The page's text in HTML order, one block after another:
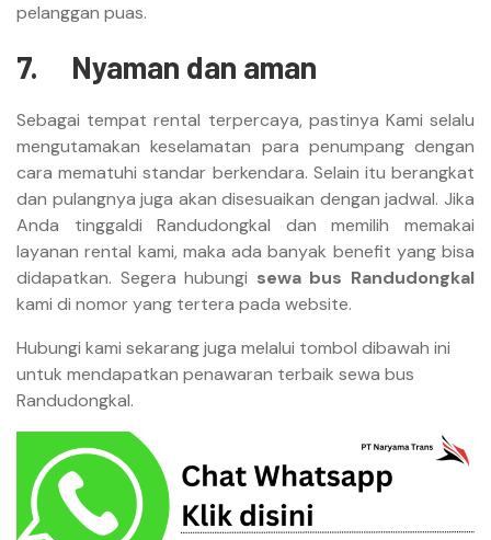
pelanggan puas.
7. Nyaman dan aman
Sebagai tempat rental terpercaya, pastinya Kami selalu
mengutamakan keselamatan para penumpang dengan
cara mematuhi standar berkendara. Selain itu berangkat
dan pulangnya juga akan disesuaikan dengan jadwal. Jika
Anda tinggaldi Randudongkal dan memilih memakai
layanan rental kami, maka ada banyak benefit yang bisa
didapatkan. Segera hubungi sewa bus Randudongkal
kami di nomor yang tertera pada website.
Hubungi kami sekarang juga melalui tombol dibawah ini
untuk mendapatkan penawaran terbaik sewa bus
Randudongkal.